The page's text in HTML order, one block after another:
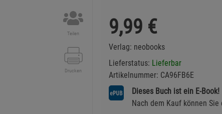
Teilen
Drucken
9,99 €
Verlag: neobooks
Lieferstatus: Lieferbar
Artikelnummer: CA96FB6E
Dieses Buch ist ein E-Book!
Nach dem Kauf können